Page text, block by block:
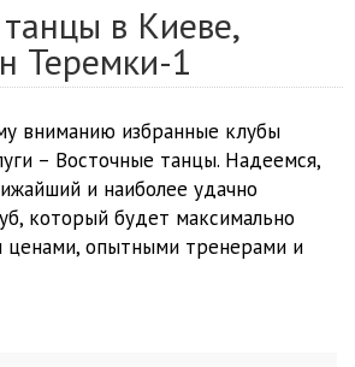
в Киеве,
Теремки-1
вниманию избранные клубы
– Восточные танцы. Надеемся,
и наиболее удачно
который будет максимально
ценами, опытными тренерами и